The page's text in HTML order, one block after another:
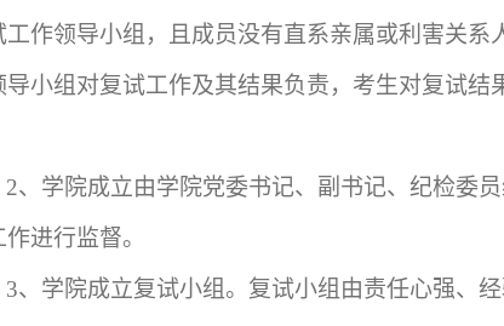
工作领导小组，且成员没有直系亲属或利害关
导小组对复试工作及其结果负责，考生对复试
2、学院成立由学院党委书记、副书记、纪检委
进行监督。
3、学院成立复试小组。复试小组由责任心强、